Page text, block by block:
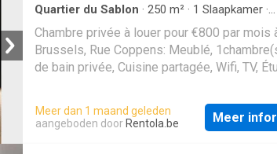
is filled with natural light and comes with a
comfortable sofa and a charming small
creating a pleasant space to relax or
You’ll also enjoy a fully equipped kitchen,
everyday cooking, as well as a modern
property includes air conditioning, Wi-Fi
installed, and a washing machine, making it
Quartier du Sablon · 250 m² · 1 Slaapkamer ·
Chambre privée à louer pour €800 par mois
Brussels, Rue Coppens: Meublé,
de bain privée, Cuisine partagée, Wifi, TV,
Meer dan 1 maand geleden
aangeboden door Rentola.be Meer